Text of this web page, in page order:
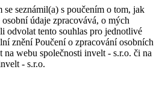
se seznámil(a) s poučením o tom, jak
údaje zpracovává, o mých
odvolat tento souhlas pro jednotlivé
znění Poučení o zpracování osobních
webu společnosti invelt - s.r.o. či na
- s.r.o.